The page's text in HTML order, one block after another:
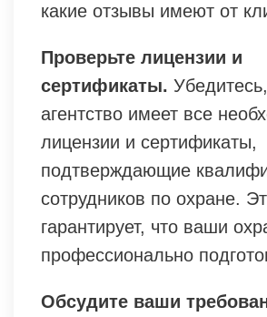
какие отзывы имеют от
Проверьте лицензии и
сертификаты.
агентство имеет все
лицензии и сертификаты,
подтверждающие
сотрудников по охране.
гарантирует, что ваши
профессионально
Обсудите ваши